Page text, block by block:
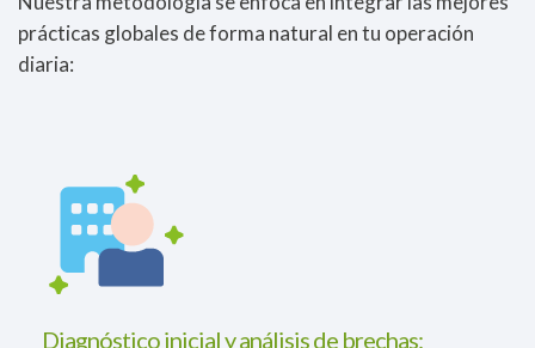
prácticas globales de forma natural en tu operación
diaria:
Diagnóstico inicial y análisis de brechas: